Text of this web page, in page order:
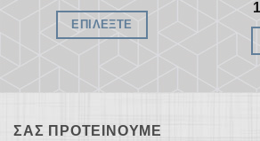
ΕΠΙΛΈΞΤΕ
ΣΑΣ ΠΡΟΤΕΊΝΟΥΜΕ